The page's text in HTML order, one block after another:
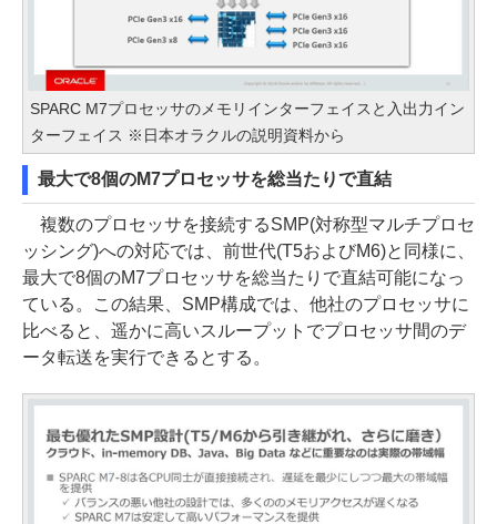
SPARC M7プロセッサのメモリインターフェイスと入出力イン
ターフェイス ※日本オラクルの説明資料から
最大で8個のM7プロセッサを総当たりで直結
複数のプロセッサを接続するSMP(対称型マルチプロセ
ッシング)への対応では、前世代(T5およびM6)と同様に、
最大で8個のM7プロセッサを総当たりで直結可能になっ
ている。この結果、SMP構成では、他社のプロセッサに
比べると、遥かに高いスループットでプロセッサ間のデ
ータ転送を実行できるとする。